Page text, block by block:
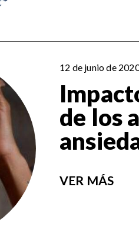
12 de junio de
de los
VER MÁS